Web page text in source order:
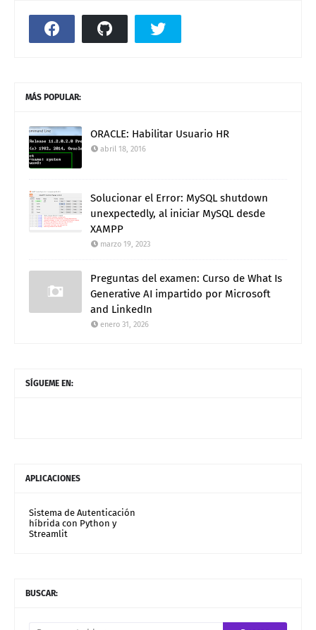
MÁS POPULAR:
ORACLE: Habilitar Usuario HR
abril 18, 2016
Solucionar el Error: MySQL shutdown
unexpectedly, al iniciar MySQL desde
XAMPP
marzo 19, 2023
Preguntas del examen: Curso de What Is
Generative AI impartido por Microsoft
and LinkedIn
enero 31, 2026
SÍGUEME EN:
APLICACIONES
Sistema de Autenticación
híbrida con Python y
Streamlit
BUSCAR: